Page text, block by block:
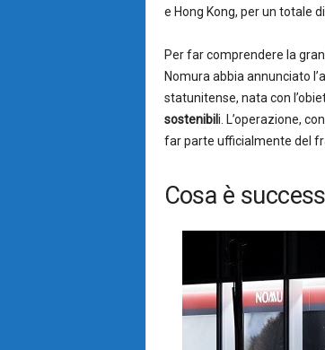
e Hong Kong, per un totale
Per far comprendere la
Nomura abbia annunciato
statunitense, nata con
sostenibili. L’operazione,
far parte ufficialmente del
Cosa è